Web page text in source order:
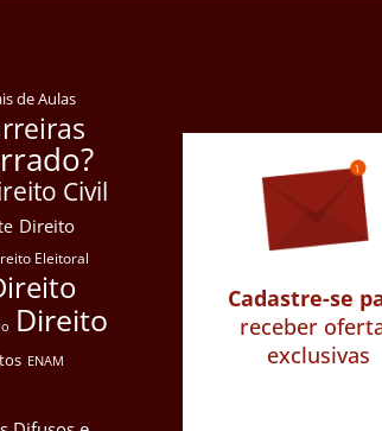
de Aulas
Civil
Direito
Eleitoral
Direito
ENAM
Cadastre-se
receber
exclusivas